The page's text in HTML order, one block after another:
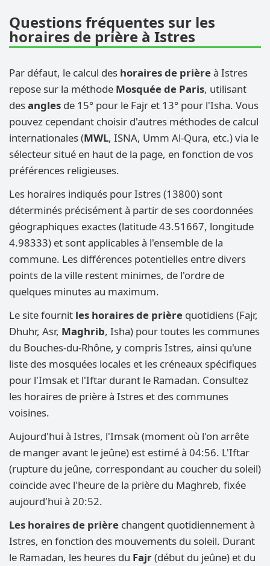
Questions fréquentes sur les
horaires de prière à Istres
Par défaut, le calcul des horaires de prièreà Istres
repose sur la méthode Mosquée de Paris, utilisant
desangles de 15° pour le Fajr et 13° pour l'Isha. Vous
pouvez cependant choisir d'autres méthodes de calcul
internationales (MWL, ISNA, Umm Al-Qura, etc.) via le
sélecteur situé en haut de la page, en fonction de vos
préférences religieuses.
Les horaires indiqués pour Istres (13800) sont
déterminés précisément à partir de ses coordonnées
géographiques exactes (latitude 43.51667, longitude
4.98333) et sont applicables à l'ensemble de la
commune. Les différences potentielles entre divers
points de la ville restent minimes, de l'ordre de
quelques minutes au maximum.
Le site fournit les horaires de prière quotidiens (Fajr,
Dhuhr, Asr, Maghrib, Isha) pour toutes les communes
du Bouches-du-Rhône, y compris Istres, ainsi qu'une
liste des mosquées locales et les créneaux spécifiques
pour l'Imsak et l'Iftar durant le Ramadan. Consultez
les horaires de prière à Istres et des communes
voisines.
Aujourd'hui à Istres, l'Imsak (moment où l'on arrête
de manger avant le jeûne) est estimé à 04:56. L'Iftar
(rupture du jeûne, correspondant au coucher du soleil)
coïncide avec l'heure de la prière du Maghreb, fixée
aujourd'hui à 20:52.
Les horaires de prière changent quotidiennement à
Istres, en fonction des mouvements du soleil. Durant
le Ramadan, les heures du Fajr(début du jeûne) et du